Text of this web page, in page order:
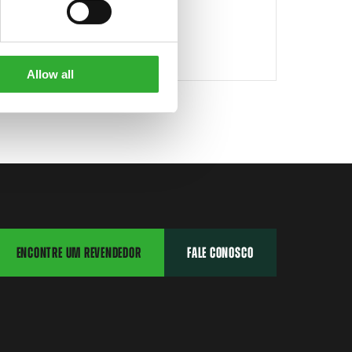
Allow all
ENCONTRE UM REVENDEDOR FALE CONOSCO